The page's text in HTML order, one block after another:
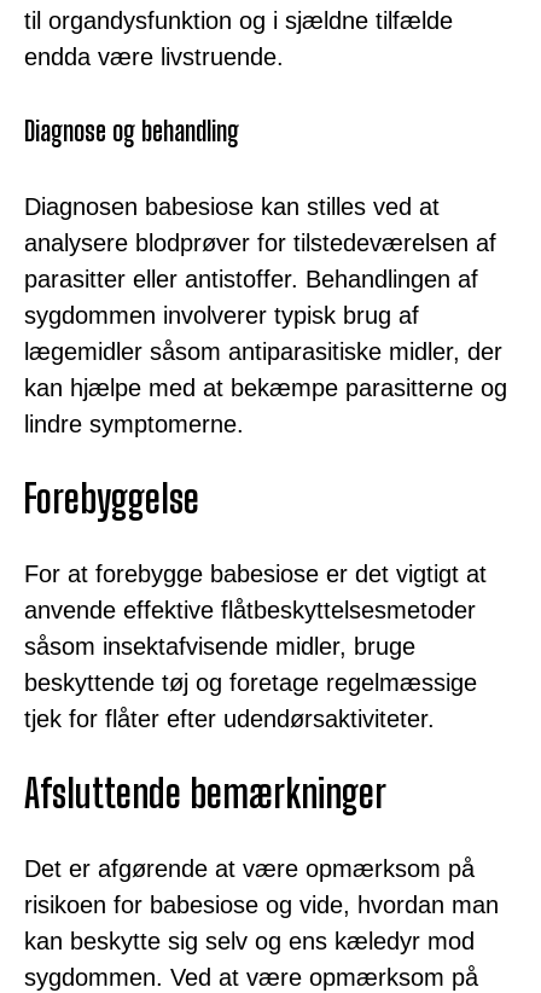
til organdysfunktion og i sjældne tilfælde
endda være livstruende.
Diagnose og behandling
Diagnosen babesiose kan stilles ved at
analysere blodprøver for tilstedeværelsen af
parasitter eller antistoffer. Behandlingen af
sygdommen involverer typisk brug af
lægemidler såsom antiparasitiske midler, der
kan hjælpe med at bekæmpe parasitterne og
lindre symptomerne.
Forebyggelse
For at forebygge babesiose er det vigtigt at
anvende effektive flåtbeskyttelsesmetoder
såsom insektafvisende midler, bruge
beskyttende tøj og foretage regelmæssige
tjek for flåter efter udendørsaktiviteter.
Afsluttende bemærkninger
Det er afgørende at være opmærksom på
risikoen for babesiose og vide, hvordan man
kan beskytte sig selv og ens kæledyr mod
sygdommen. Ved at være opmærksom på